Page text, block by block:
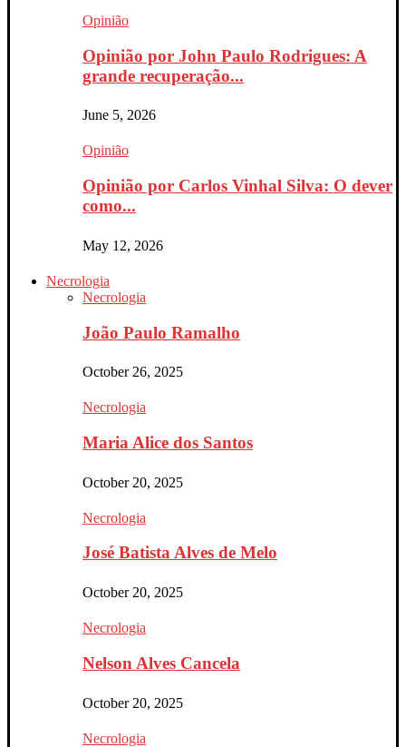
Opinião
Opinião por John Paulo Rodrigues: A
grande recuperação...
June 5, 2026
Opinião
Opinião por Carlos Vinhal Silva: O dever
como...
May 12, 2026
Necrologia
Necrologia
João Paulo Ramalho
October 26, 2025
Necrologia
Maria Alice dos Santos
October 20, 2025
Necrologia
José Batista Alves de Melo
October 20, 2025
Necrologia
Nelson Alves Cancela
October 20, 2025
Necrologia